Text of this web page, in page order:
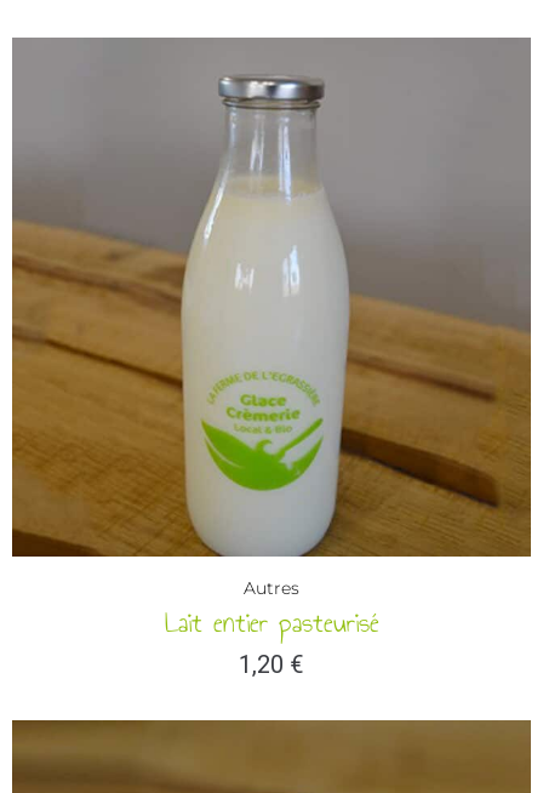
Autres
Lait entier pasteurisé
1,20 €